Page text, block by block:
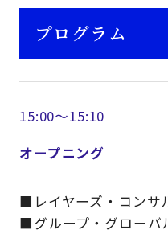
プログラム
15:00～15:10
オープニング
■レイヤーズ・コンサ
■グループ・グローバ